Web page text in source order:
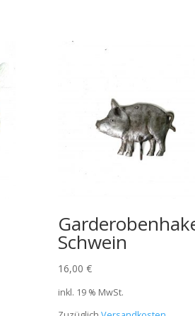
Schwein
16,00 €
inkl. 19 % MwSt.